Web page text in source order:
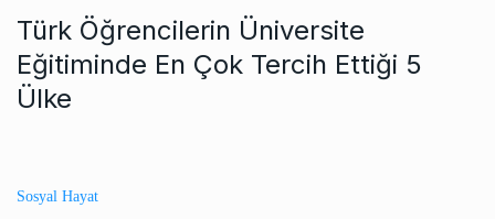
Türk Öğrencilerin Üniversite
Eğitiminde En Çok Tercih Ettiği 5
Ülke
Sosyal Hayat